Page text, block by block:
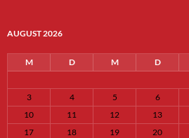
AUGUST 2026
M D M D
3
4 5 6
10
11 12 13
17
18 19 20